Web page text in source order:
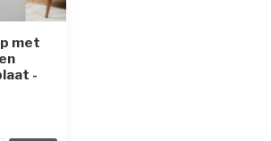
met
-